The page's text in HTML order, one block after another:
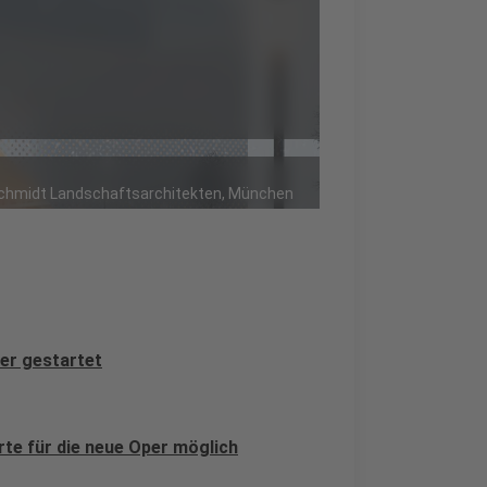
Landschaftsarchitekten, München
gestartet
für die neue Oper möglich